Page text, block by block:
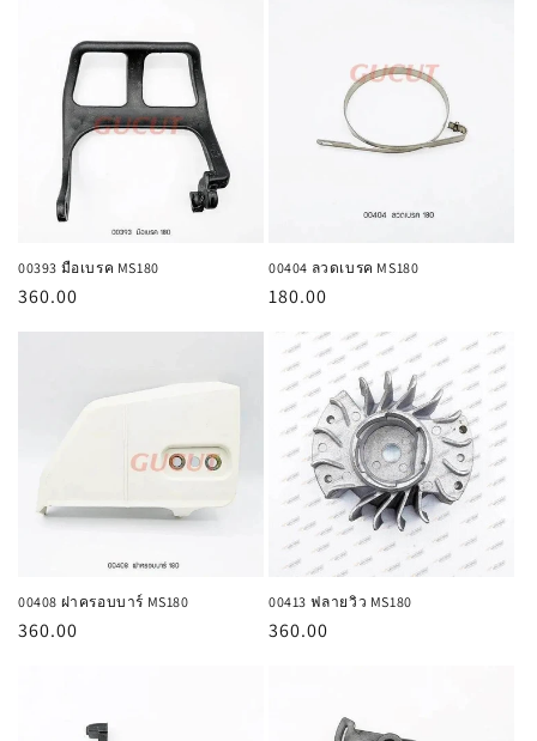
00393 มือเบรค MS180
ราคา
360.00
00404 ลวดเบรค MS180
ราคา
180.00
00408 ฝาครอบบาร์ MS180
ราคา
360.00
00413 ฟลายวิว MS180
ราคา
360.00